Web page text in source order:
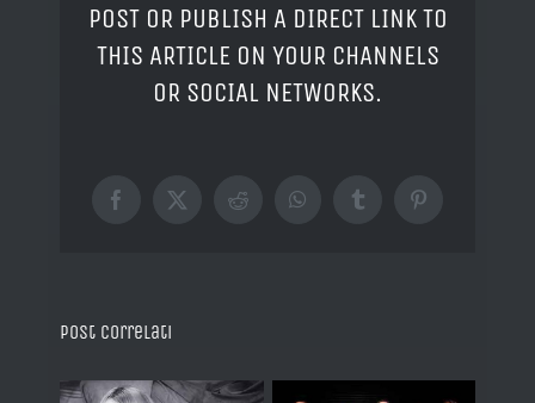
POST OR PUBLISH A DIRECT LINK TO
THIS ARTICLE ON YOUR CHANNELS
OR SOCIAL NETWORKS.
Facebook
X RedditWhatsAppTumblrPinterest
Post correlati